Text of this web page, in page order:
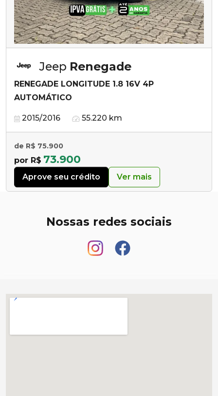
Jeep Renegade
RENEGADE LONGITUDE 1.8 16V 4P
AUTOMÁTICO
2015/2016 55.220 km
de R$ 75.900
por R$ 73.900
Aprove seu crédito Ver mais
Nossas redes sociais